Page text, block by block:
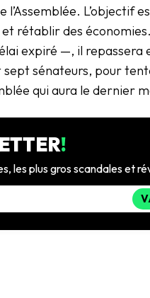
L’objectif
rétablir des
expiré —, il repassera
sénateurs, pour
qui aura le dernier
!
les plus gros scandales et